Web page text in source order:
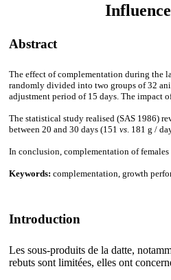
Abstract
The effect of complementation during the
randomly divided into two groups of 32
adjustment period of 15 days. The impact
The statistical study realised (SAS 1986)
between 20 and 30 days (151 vs. 181 g /
In conclusion, complementation of females
Keywords: complementation, growth
Introduction
Les sous-produits de la datte,
rebuts sont limitées, elles ont